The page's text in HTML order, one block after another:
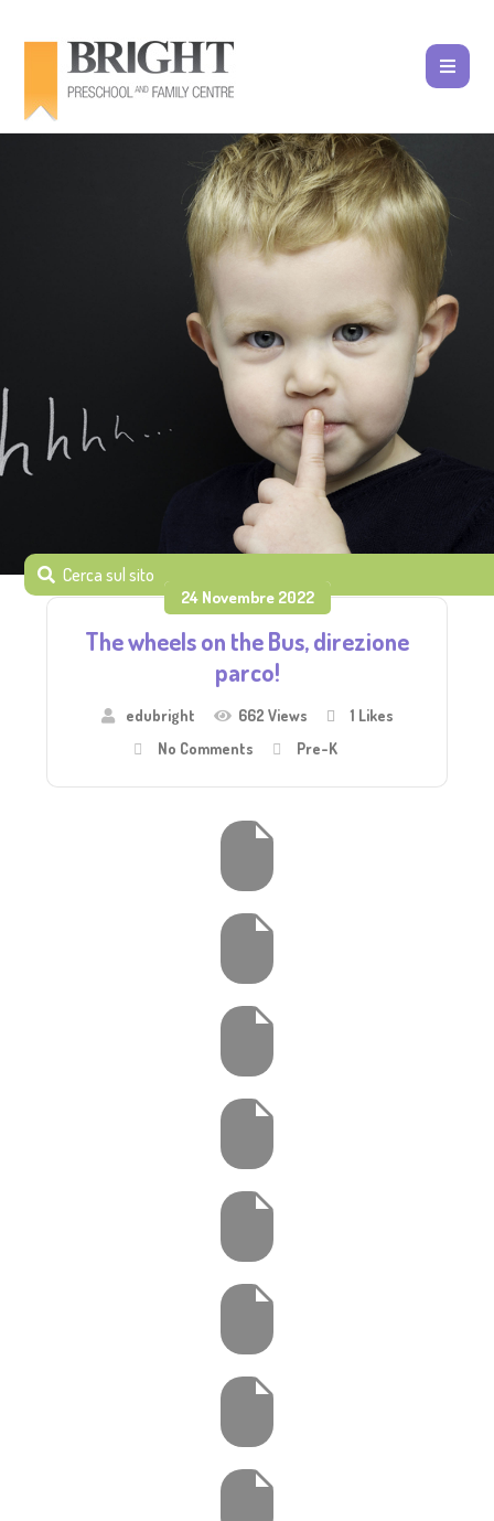
24 Novembre 2022
The wheels on the Bus, direzione
parco!
edubright 662 Views 1 Likes
No Comments
Pre-K